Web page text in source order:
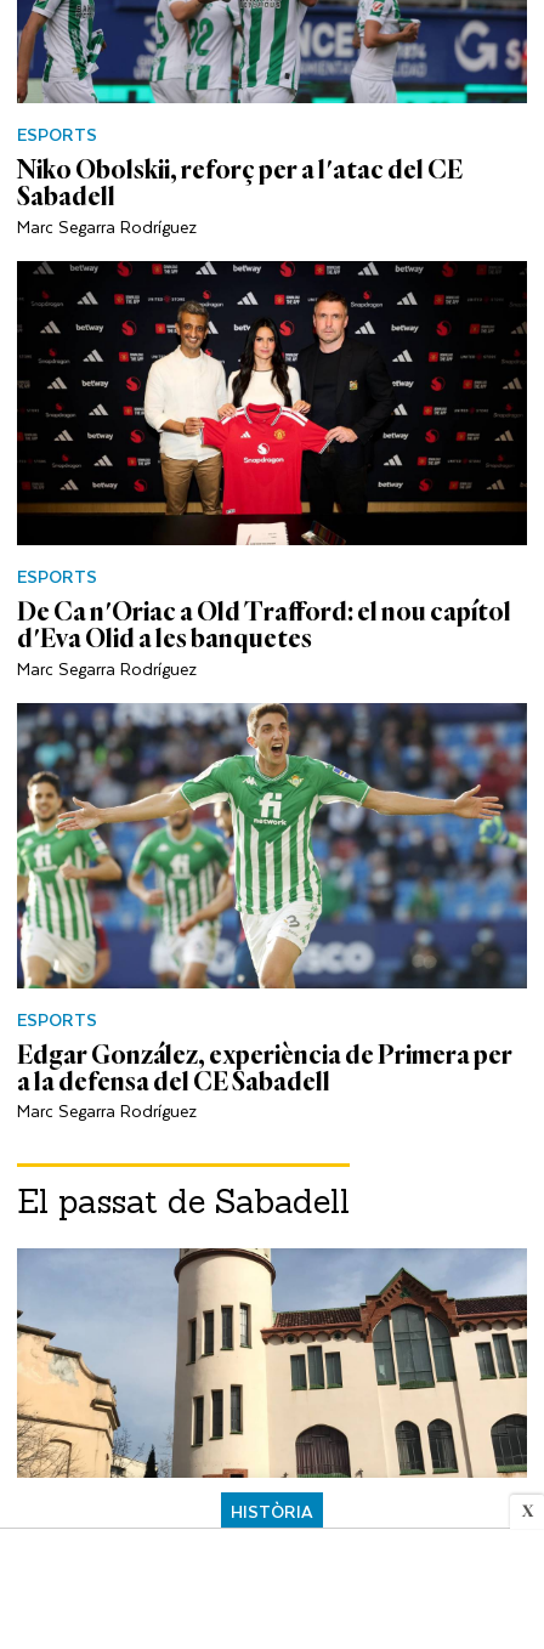
X
ESPORTS
Niko Obolskii, reforç per a l'atac del CE
Sabadell
Marc Segarra Rodríguez
ESPORTS
De Ca n'Oriac a Old Trafford: el nou capítol
d'Eva Olid a les banquetes
Marc Segarra Rodríguez
ESPORTS
Edgar González, experiència de Primera per
a la defensa del CE Sabadell
Marc Segarra Rodríguez
El passat de Sabadell
HISTÒRIA